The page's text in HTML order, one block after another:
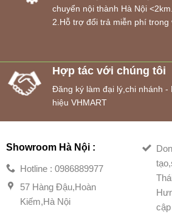
chuyển nội thành Hà Nội <2km.
2.Hỗ trợ đổi trả miễn phí trong
Hợp tác với chúng tôi
Đăng ký làm đại lý,chi nhánh
hiệu VHMART
Showroom Hà Nội :
Hotline : 0986889977
57 Hàng Đậu,Hoàn
Kiếm,Hà Nội